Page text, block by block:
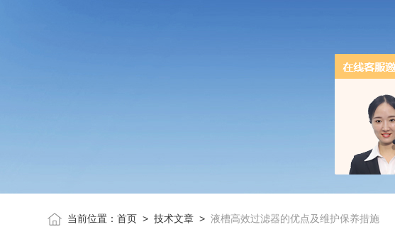
当前位置：首页 >技术文章 >液槽高效过滤器的优点及维护保养措施